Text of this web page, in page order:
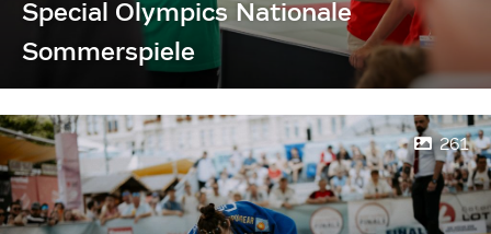
Special Olympics Nationale
Sommerspiele
261